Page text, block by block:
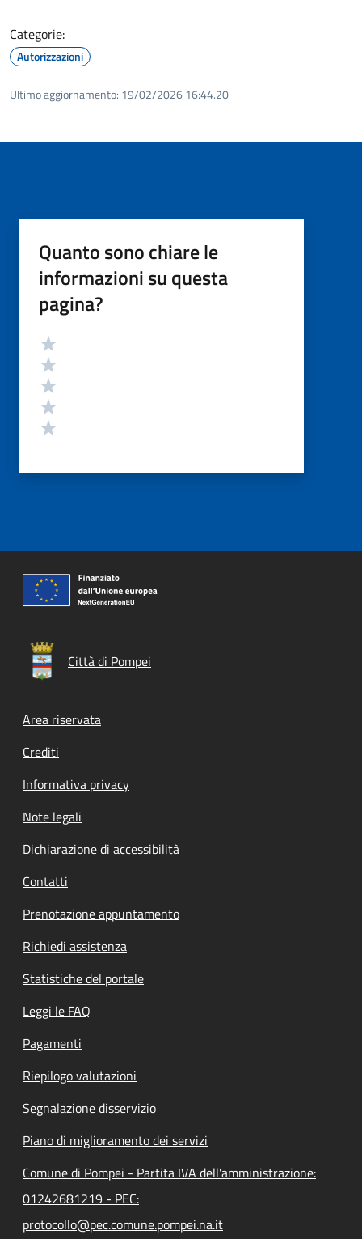
Categorie:
Autorizzazioni
Ultimo aggiornamento: 19/02/2026 16:44.20
Quanto sono chiare le
informazioni su questa
pagina?
Valutazione
Città di Pompei
Footer menu
Area riservata
Crediti
Informativa privacy
Note legali
Dichiarazione di accessibilità
Contatti
Prenotazione appuntamento
Richiedi assistenza
Statistiche del portale
Leggi le FAQ
Pagamenti
Riepilogo valutazioni
Segnalazione disservizio
Piano di miglioramento dei servizi
Comune di Pompei - Partita IVA dell'amministrazione:
01242681219 - PEC:
protocollo@pec.comune.pompei.na.it